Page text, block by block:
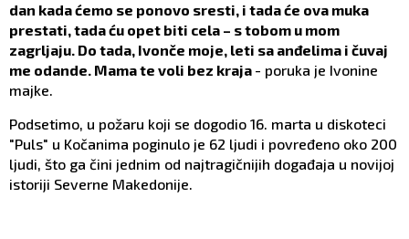
dan kada ćemo se ponovo sresti, i tada će ova muka
prestati, tada ću opet biti cela – s tobom u mom
zagrljaju. Do tada, Ivonče moje, leti sa anđelima i čuvaj
me odande. Mama te voli bez kraja - poruka je Ivonine
majke.
Podsetimo, u požaru koji se dogodio 16. marta u diskoteci
"Puls" u Kočanima poginulo je 62 ljudi i povređeno oko 200
ljudi, što ga čini jednim od najtragičnijih događaja u novijoj
istoriji Severne Makedonije.